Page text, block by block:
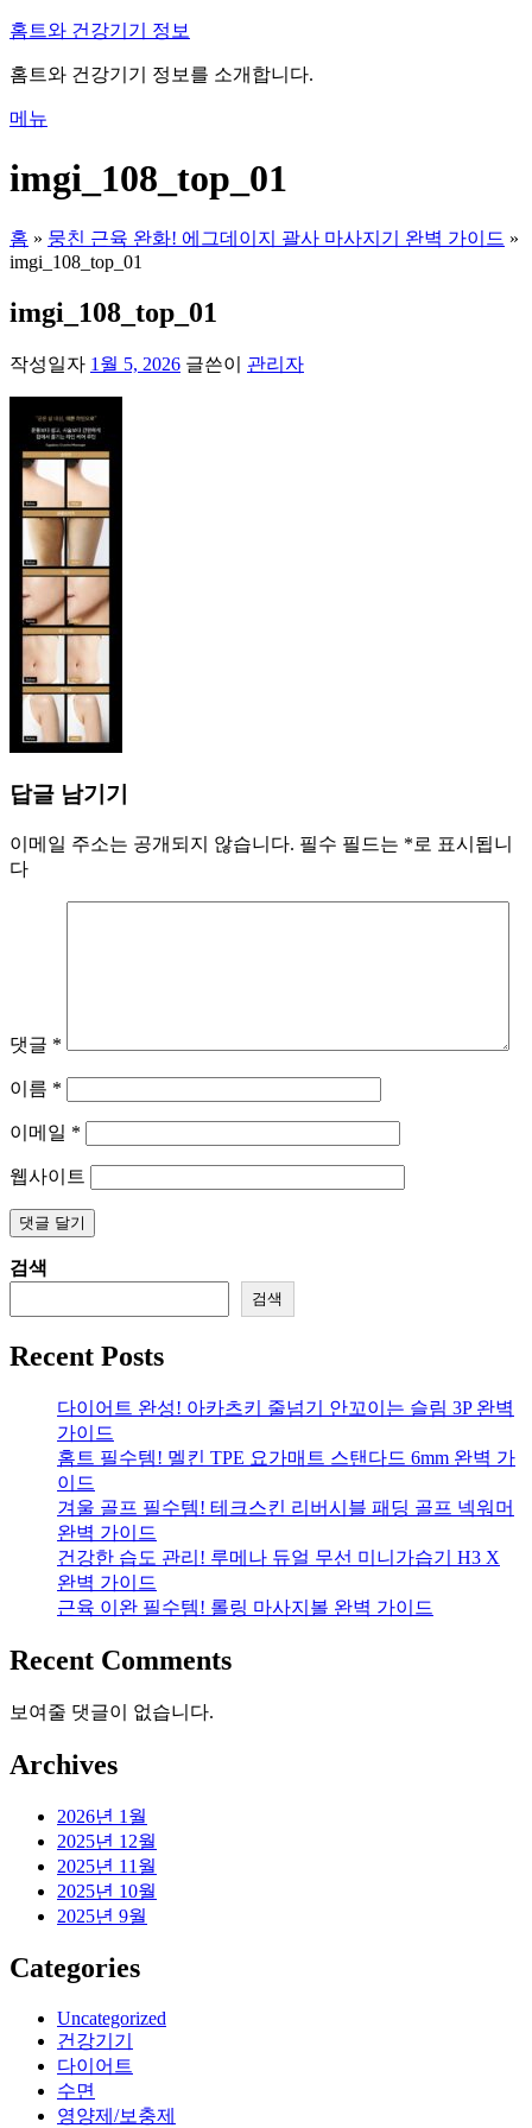
내
으
바
가
홈트와 건강기기 정보
홈트와 건강기기 정보를 소개합니다.
메뉴
imgi_108_top_01
홈 » 뭉친 근육 완화! 에그데이지 괄사 마사지기 완벽 가이드 »
imgi_108_top_01
imgi_108_top_01
작성일자 1월 5, 2026 글쓴이 관리자
답글 남기기
이메일 주소는 공개되지 않습니다. 필수 필드는 *로 표시됩니
다
댓글 *
이름 *
이메일 *
웹사이트
검색
검색
Recent Posts
다이어트 완성! 아카츠키 줄넘기 안꼬이는 슬림 3P 완벽
가이드
홈트 필수템! 멜킨 TPE 요가매트 스탠다드 6mm 완벽 가
이드
겨울 골프 필수템! 테크스킨 리버시블 패딩 골프 넥워머
완벽 가이드
건강한 습도 관리! 루메나 듀얼 무선 미니가습기 H3 X
완벽 가이드
근육 이완 필수템! 롤링 마사지볼 완벽 가이드
Recent Comments
보여줄 댓글이 없습니다.
Archives
2026년 1월
2025년 12월
2025년 11월
2025년 10월
2025년 9월
Categories
Uncategorized
건강기기
다이어트
수면
영양제/보충제